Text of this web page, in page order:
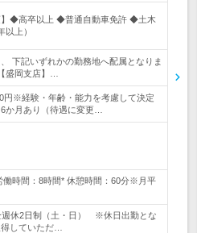
】◆高卒以上 ◆普通自動車免許 ◆土木
以上）
下記いずれかの勤務地へ配属となりま
盛岡支店】…
円※経験・年齢・能力を考慮して決定
か月あり（待遇に変更…
働時間：8時間* 休憩時間：60分※月平
週休2日制（土・日） ※休日出勤とな
していただ…